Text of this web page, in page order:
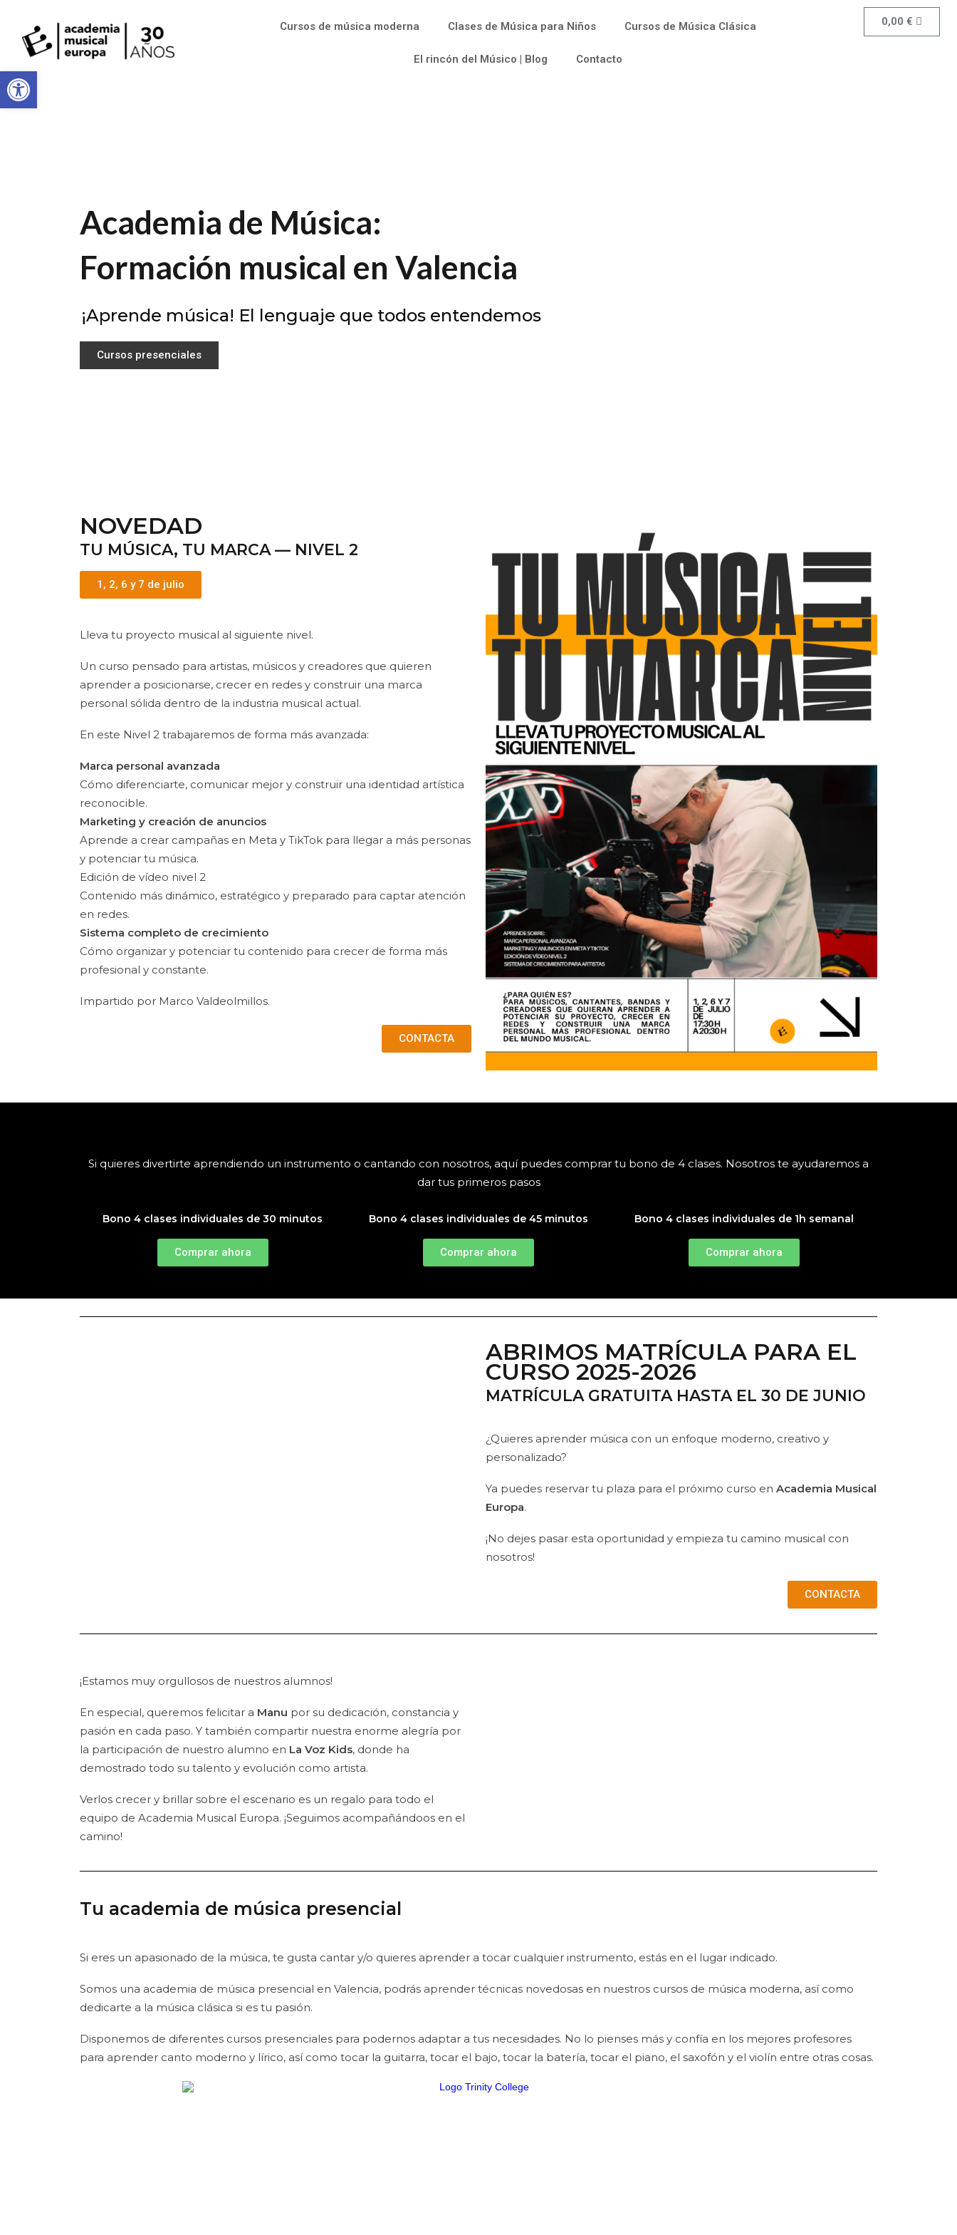
Abrir barra de herramientas
Cursos de música moderna Clases de Música para Niños Cursos de Música Clásica
El rincón del Músico | Blog Contacto
0,00 €
Academia de Música:
Formación musical en Valencia
¡Aprende música! El lenguaje que todos entendemos
Cursos presenciales
NOVEDAD
TU MÚSICA, TU MARCA — NIVEL 2
1, 2, 6 y 7 de julio
Lleva tu proyecto musical al siguiente nivel.
Un curso pensado para artistas, músicos y creadores que quieren
aprender a posicionarse, crecer en redes y construir una marca
personal sólida dentro de la industria musical actual.
En este Nivel 2 trabajaremos de forma más avanzada:
Marca personal avanzada
Cómo diferenciarte, comunicar mejor y construir una identidad artística
reconocible.
Marketing y creación de anuncios
Aprende a crear campañas en Meta y TikTok para llegar a más personas
y potenciar tu música.
Edición de vídeo nivel 2
Contenido más dinámico, estratégico y preparado para captar atención
en redes.
Sistema completo de crecimiento
Cómo organizar y potenciar tu contenido para crecer de forma más
profesional y constante.
Impartido por Marco Valdeolmillos.
CONTACTA
Si quieres divertirte aprendiendo un instrumento o cantando con nosotros, aquí puedes comprar tu bono de 4 clases. Nosotros te ayudaremos a
dar tus primeros pasos
Bono 4 clases individuales de 30 minutos
Comprar ahora
Bono 4 clases individuales de 45 minutos
Comprar ahora
Bono 4 clases individuales de 1h semanal
Comprar ahora
ABRIMOS MATRÍCULA PARA EL
CURSO 2025-2026
MATRÍCULA GRATUITA HASTA EL 30 DE JUNIO
¿Quieres aprender música con un enfoque moderno, creativo y
personalizado?
Ya puedes reservar tu plaza para el próximo curso en Academia Musical
Europa.
¡No dejes pasar esta oportunidad y empieza tu camino musical con
nosotros!
CONTACTA
¡Estamos muy orgullosos de nuestros alumnos!
En especial, queremos felicitar a Manu por su dedicación, constancia y
pasión en cada paso. Y también compartir nuestra enorme alegría por
la participación de nuestro alumno en La Voz Kids, donde ha
demostrado todo su talento y evolución como artista.
Verlos crecer y brillar sobre el escenario es un regalo para todo el
equipo de Academia Musical Europa. ¡Seguimos acompañándoos en el
camino!
Tu academia de música presencial
Si eres un apasionado de la música, te gusta cantar y/o quieres aprender a tocar cualquier instrumento, estás en el lugar indicado.
Somos una academia de música presencial en Valencia, podrás aprender técnicas novedosas en nuestros cursos de música moderna, así como
dedicarte a la música clásica si es tu pasión.
Disponemos de diferentes cursos presenciales para podernos adaptar a tus necesidades. No lo pienses más y confía en los mejores profesores
para aprender canto moderno y lírico, así como tocar la guitarra, tocar el bajo, tocar la batería, tocar el piano, el saxofón y el violín entre otras cosas.